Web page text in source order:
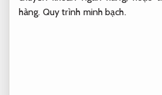
hàng. Quy trình minh bạch.